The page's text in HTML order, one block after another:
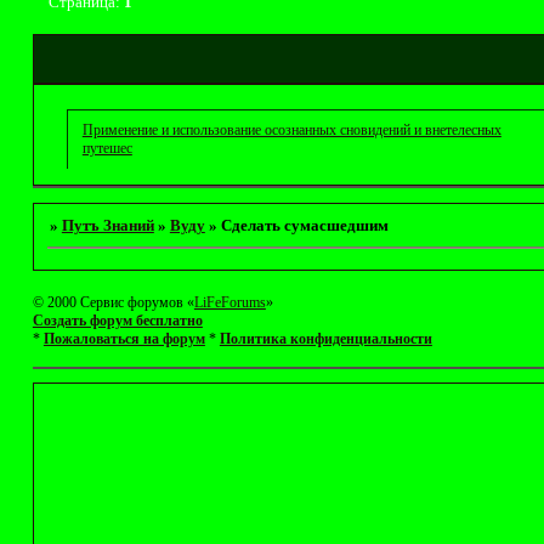
Применение и использование осознанных сновидений и внетелесных
путешес
» Путъ Знаний » Вуду » Сделать сумасшедшим
© 2000 Сервис форумов «LiFeForums»
Создать форум бесплатно
* Пожаловаться на форум* Политика конфиденциальности